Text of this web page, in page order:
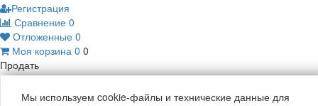
Регистрация
Сравнение 0
Отложенные 0
Моя корзина 0 0
Продать
Мы используем cookie-файлы и технические данные для